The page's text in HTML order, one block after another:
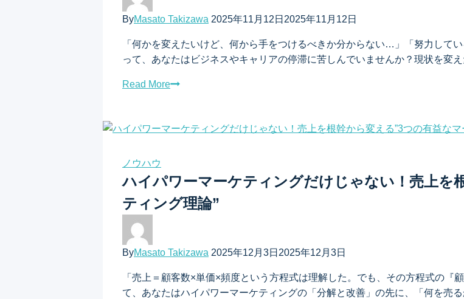
ョ
ン
ByMasato Takizawa 2025年11月12日 2025年11月12日
「何かを変えたいけど、何から手をつけるべきか分からない…」「努力して
って、あなたはビジネスやキャリアの停滞に苦しんでいませんか？現状を変
Read More
ノウハウ
ハイパワーマーケティングだけじゃない！売上を
ティング理論”
ByMasato Takizawa 2025年12月3日 2025年12月3日
「売上＝顧客数×単価×頻度という方程式は理解した。でも、その方程式の『
て、あなたはハイパワーマーケティングの「分解と改善」の先に、「何を売